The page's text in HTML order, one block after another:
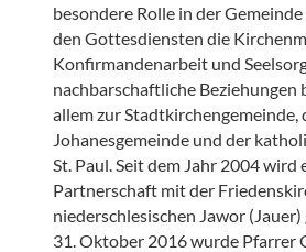
besondere Rolle in der
den Gottesdiensten die
Konfirmandenarbeit und
nachbarschaftliche Beziehungen
allem zur Stadtkirchengemeinde,
Johanesgemeinde und der
St. Paul. Seit dem Jahr 2004 wird
Partnerschaft mit der
niederschlesischen Jawor
31. Oktober 2016 wurde Pfarrer